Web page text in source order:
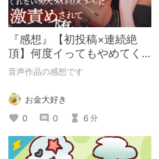
『感想』【初投稿×連続絶
頂】何度イってもやめてく
れない嫉妬彼氏に激責めさ
音声作品の感想です
お金大好き
0
0 6 分